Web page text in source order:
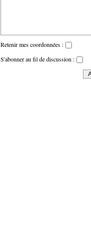
Retenir mes coordonnées :
S'abonner au fil de discussion :